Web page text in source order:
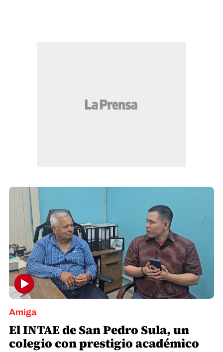
Amiga
El INTAE de San Pedro Sula, un
colegio con prestigio académico